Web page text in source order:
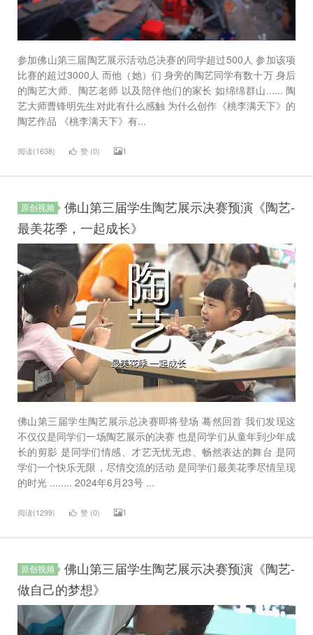
参加佛山第三届陶艺展示活动总决赛的同学超过500人 参加该项
比赛的超过3000人 而他（她）们 身旁的陶艺同学有数十万 身后
的陶艺大师、陶艺老师 以及陪伴他们的家长 如绵绵群山...... 陶
艺大师曹锋明先生对此有什么感触 为什么创作《桃李满天下》的
陶艺作品 《桃李满天下》有...
阅读(1638) 赞 (0) 1
原创视频
佛山第三届学生陶艺展示决赛预演《陶艺-
最美花季，一起成长》
佛山第三届学生陶艺展示总决赛即将登场 蓦然回首 我们发现这
不仅仅是同学们一场陶艺展示的决赛 也是同学们从童年到少年成
长的剪影 是同学们情感、才艺无忧无虑、畅然表达的舞台 是同
学们一个快乐无限，尽情交流的活动 是同学们最美花季尽情呈现
的时光 ........ 2024年6月23号 ...
阅读(1299) 赞 (0) 1
原创视频
佛山第三届学生陶艺展示决赛预演《陶艺-
做自己的梦想》